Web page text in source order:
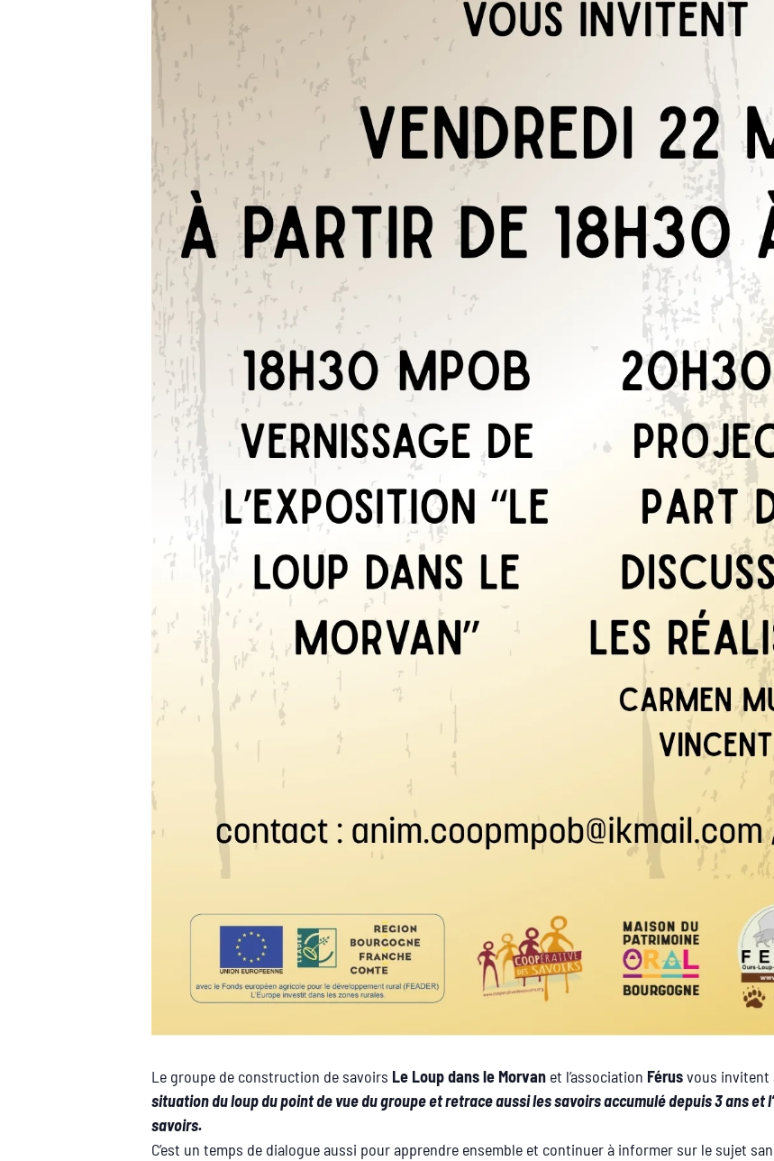
Le groupe de construction de savoirs Le Loup dans le Morvan et l’association Férusvous invitent
situation du loup du point de vue du groupe et retrace aussi les savoirs accumulé depuis 3 ans et
savoirs.
C’est un temps de dialogue aussi pour apprendre ensemble et continuer à informer sur le sujet